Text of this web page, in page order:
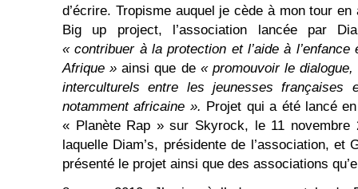
d’écrire. Tropisme auquel je cède à mon tour
Big up project, l’association lancée par
« contribuer à la protection et l’aide à
Afrique »ainsi que de « promouvoir le
interculturels entre les jeunesses françaises
notamment africaine ». Projet qui a été lancé
« Planète Rap » sur Skyrock, le 11 novembre
laquelle Diam’s, présidente de l’association, et
présenté le projet ainsi que des associations